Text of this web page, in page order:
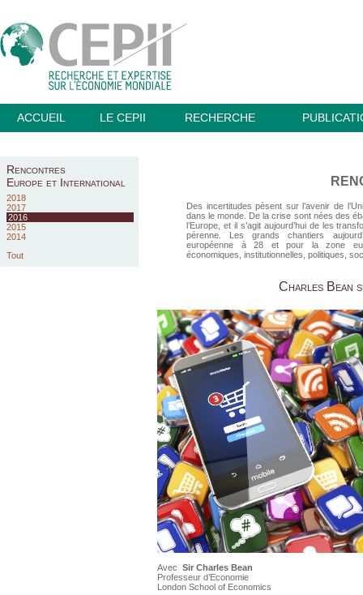
ACCUEIL LE CEPII RECHERCHE
Rencontres
Europe et International
2018
2017
2016
2015
2014
Tout
Des incertitudes pèsent sur l’avenir de
dans le monde. De la crise sont nées des
l’Europe, et il s’agit aujourd’hui de les
pérenne. Les grands chantiers
européenne à 28 et pour la zone
économiques, institutionnelles, politiques,
Charles Bean
Avec Sir Charles Bean
Professeur d’Economie
London School of Economics